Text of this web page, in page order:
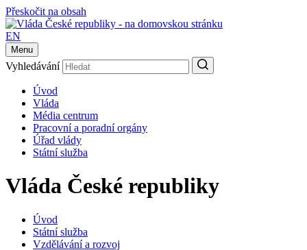
Přeskočit na obsah
EN
Menu
Vyhledávání
Úvod
Vláda
Média centrum
Pracovní a poradní orgány
Úřad vlády
Státní služba
Vláda České republiky
Úvod
Státní služba
Vzdělávání a rozvoj